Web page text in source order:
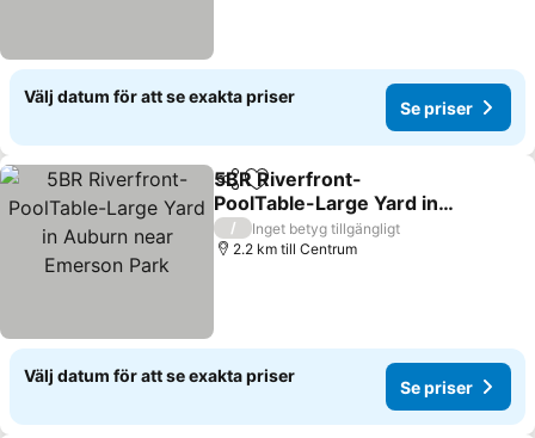
Välj datum för att se exakta priser
Se priser
Dela Lägg till i Mina Favoriter
5BR Riverfront-
PoolTable-Large Yard in
Auburn near Emerson
Park
/
Inget betyg tillgängligt
2.2 km till Centrum
Välj datum för att se exakta priser
Se priser